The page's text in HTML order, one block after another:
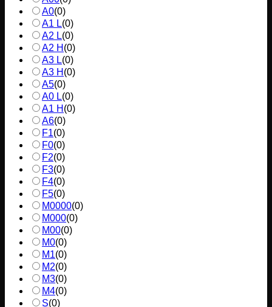
A0(0)
A1 L(0)
A2 L(0)
A2 H (0)
A3 L(0)
A3 H (0)
A5(0)
A0 L(0)
A1 H (0)
A6(0)
F1(0)
F0(0)
F2(0)
F3(0)
F4(0)
F5(0)
M0000(0)
M000(0)
M00(0)
M0(0)
M1(0)
M2(0)
M3(0)
M4(0)
S(0)